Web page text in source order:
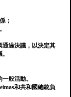
；
通過決議，以決定其
般活動。
和共和國總統負